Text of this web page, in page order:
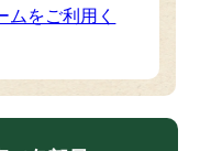
ムをご利用く